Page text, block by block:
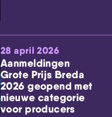
28 april 2026
Aanmeldingen
Grote Prijs Breda
2026 geopend met
nieuwe categorie
voor producers